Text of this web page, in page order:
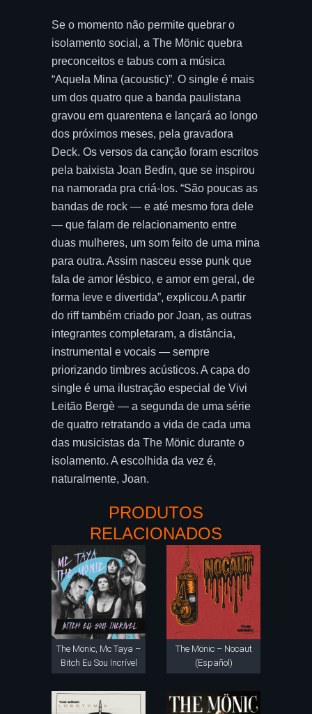
Se o momento não permite quebrar o
isolamento social, a The Mönic quebra
preconceitos e tabus com a música
“Aquela Mina (acoustic)”. O single é mais
um dos quatro que a banda paulistana
gravou em quarentena e lançará ao longo
dos próximos meses, pela gravadora
Deck. Os versos da canção foram escritos
pela baixista Joan Bedin, que se inspirou
na namorada pra criá-los. “São poucas as
bandas de rock — e até mesmo fora dele
— que falam de relacionamento entre
duas mulheres, um som feito de uma mina
para outra. Assim nasceu esse punk que
fala de amor lésbico, e amor em geral, de
forma leve e divertida”, explicou.A partir
do riff também criado por Joan, as outras
integrantes completaram, a distância,
instrumental e vocais — sempre
priorizando timbres acústicos. A capa do
single é uma ilustração especial de Vivi
Leitão Bergè — a segunda de uma série
de quatro retratando a vida de cada uma
das musicistas da The Mönic durante o
isolamento. A escolhida da vez é,
naturalmente, Joan.
PRODUTOS
RELACIONADOS
The Mönic, Mc Taya –
Bitch Eu Sou Incrível
The Mönic – Nocaut
(Español)